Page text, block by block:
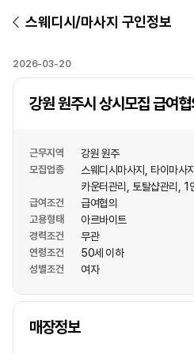
스웨디시/마사지 구인정보
2026-03-20
강원 원주시 상시모집 급여협
근무지역 강원 원주
모집업종 스웨디시마사지 타이마사지
카운터관리
토탈샵관리 1
급여조건 급여협의
고용형태 아르바이트
경력조건 무관
연령조건 50세 이하
성별조건 여자
매장정보
상호명